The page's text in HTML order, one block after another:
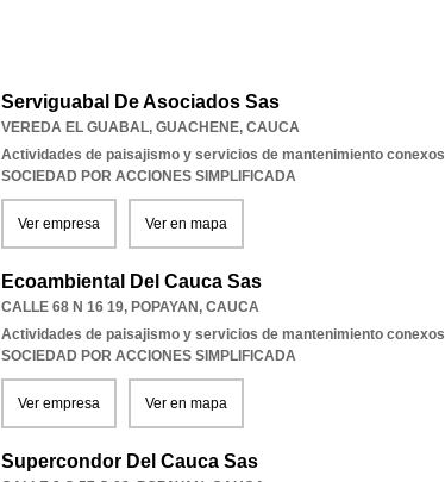
Serviguabal De Asociados Sas
VEREDA EL GUABAL, GUACHENE, CAUCA
Actividades de paisajismo y servicios de mantenimiento conexos
SOCIEDAD POR ACCIONES SIMPLIFICADA
Ver empresa Ver en mapa
Ecoambiental Del Cauca Sas
CALLE 68 N 16 19, POPAYAN, CAUCA
Actividades de paisajismo y servicios de mantenimiento conexos
SOCIEDAD POR ACCIONES SIMPLIFICADA
Ver empresa Ver en mapa
Supercondor Del Cauca Sas